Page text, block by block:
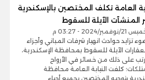
العامة تكلف المختصين بالإسكندرية
المنشآت الآيلة للسقوط
نوفمبر/2024 - 03:27 م
تزايد حوادث انهيار شرفات المباني وأجزاء
الآيلة للسقوط بمحافظة الإسكندرية،
على ذلك من خسائر في الأرواح
كلفت النيابة العامة محافظة
بتوجيه المختصين بجميع أحياء